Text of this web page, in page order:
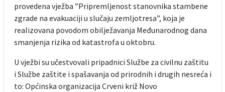
provedena vježba ”Pripremljenost stanovnika stambene
zgrade na evakuaciji u slučaju zemljotresa”, koja je
realizovana povodom obilježavanja Međunarodnog dana
smanjenja rizika od katastrofa u oktobru.
U vježbi su učestvovali pripadnici Službe za civilnu zaštitu
i Službe zaštite i spašavanja od prirodnih i drugih nesreća i
to: Općinska organizacija Crveni križ Novo